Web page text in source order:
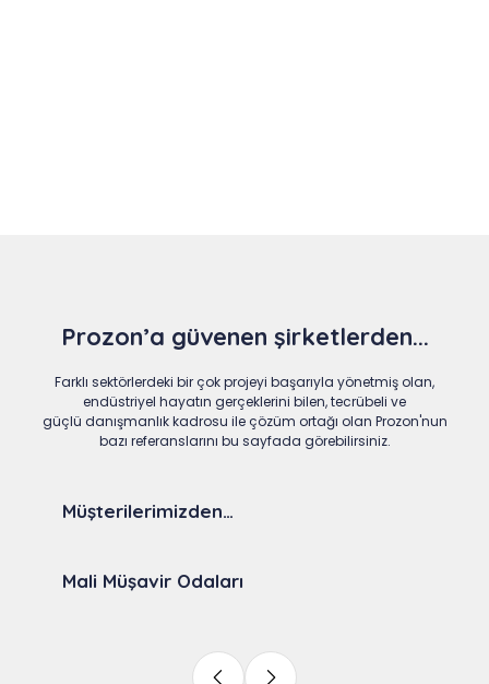
Prozon’a güvenen şirketlerden...
Farklı sektörlerdeki bir çok projeyi başarıyla yönetmiş olan,
endüstriyel hayatın gerçeklerini bilen, tecrübeli ve
güçlü danışmanlık kadrosu ile çözüm ortağı olan Prozon'nun
bazı referanslarını bu sayfada görebilirsiniz.
Müşterilerimizden…
Mali Müşavir Odaları